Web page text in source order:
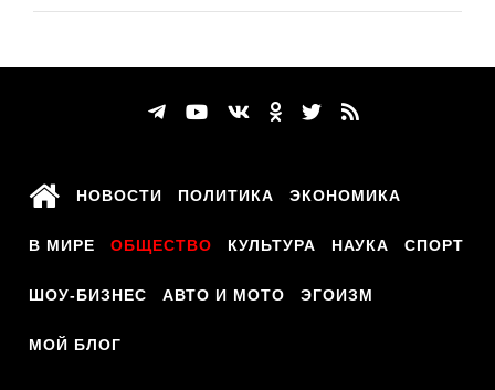
НОВОСТИ ПОЛИТИКА ЭКОНОМИКА
В МИРЕ ОБЩЕСТВО КУЛЬТУРА НАУКА СПОРТ
ШОУ-БИЗНЕС АВТО И МОТО ЭГОИЗМ
МОЙ БЛОГ